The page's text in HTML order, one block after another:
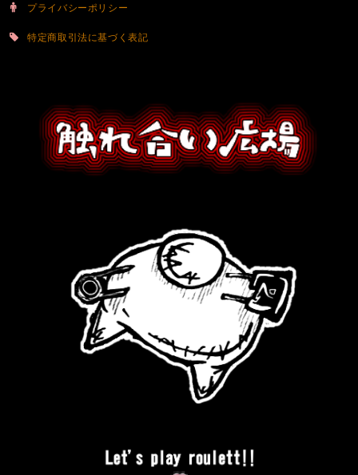
プライバシーポリシー
特定商取引法に基づく表記